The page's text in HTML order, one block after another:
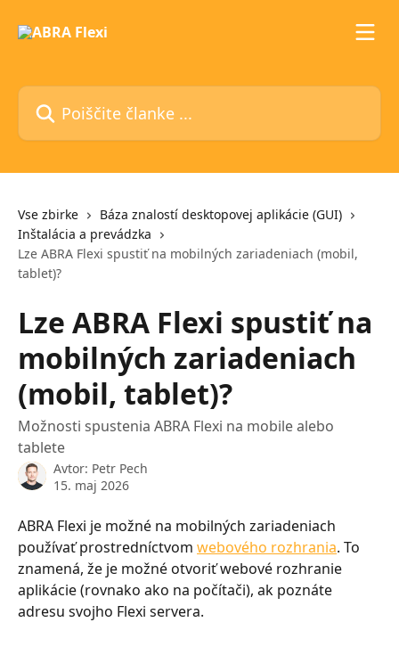
Poiščite članke ...
Vse zbirke
Báza znalostí desktopovej aplikácie (GUI)
Inštalácia a prevádzka
Lze ABRA Flexi spustiť na mobilných zariadeniach (mobil,
tablet)?
Lze ABRA Flexi spustiť na
mobilných zariadeniach
(mobil, tablet)?
Možnosti spustenia ABRA Flexi na mobile alebo
tablete
Avtor: Petr Pech
15. maj 2026
ABRA Flexi je možné na mobilných zariadeniach
používať prostredníctvom webového rozhrania. To
znamená, že je možné otvoriť webové rozhranie
aplikácie (rovnako ako na počítači), ak poznáte
adresu svojho Flexi servera.